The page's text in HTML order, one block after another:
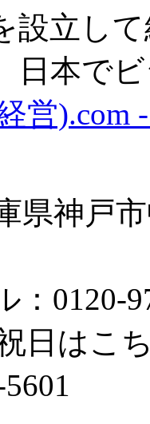
設立し
日本で
営).com
県神戸
：0120-
日はこ